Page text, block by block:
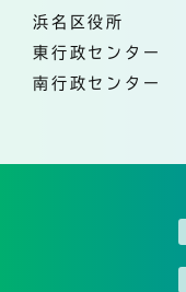
浜名区役所
東行政センター
南行政センター